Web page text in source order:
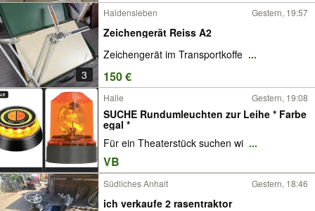
3
Haldensleben Gestern, 19:57
Zeichengerät Reiss A2
Zeichengerät im Transportkoffe ...
150 €
Halle Gestern, 19:08
SUCHE Rundumleuchten zur Leihe * Farbe
egal *
Für ein Theaterstück suchen wi ...
VB
Südliches Anhalt Gestern, 18:46
ich verkaufe 2 rasentraktor